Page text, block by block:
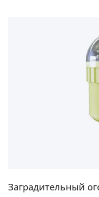
Заградительный